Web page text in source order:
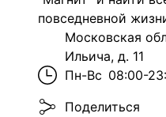
повседневной
Московская
Ильича, д. 11
Пн-Вс 08:00-
Поделиться